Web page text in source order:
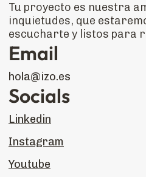
Tu proyecto es nuestra
inquietudes, que
escucharte y listos para
Email
hola@izo.es
Socials
Linkedin
Instagram
Youtube